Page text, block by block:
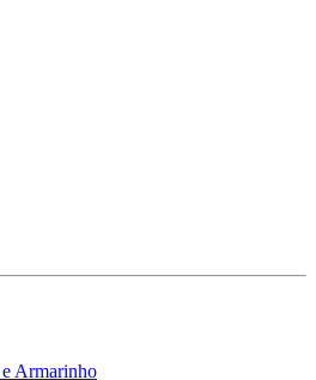
Armarinho